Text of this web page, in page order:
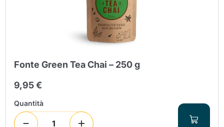
Fonte Green Tea Chai – 250 g
9,95 €
Quantità